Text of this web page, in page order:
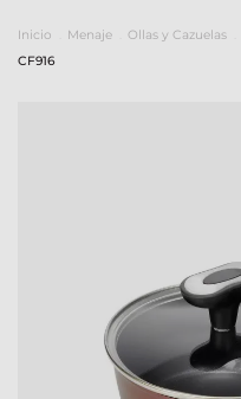
Inicio Menaje Ollas y Cazuelas
CF916